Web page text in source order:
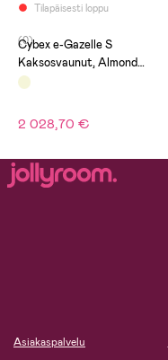
Tilapäisesti loppu
(0)
Cybex e-Gazelle S
Kaksosvaunut, Almond
Beige/Taupe
2 028,70 €
Asiakaspalvelu